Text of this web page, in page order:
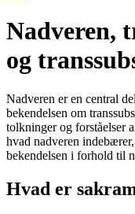
Nadveren,
og
Nadveren er en central
bekendelsen om
tolkninger og forståelser
hvad nadveren
bekendelsen i forhold til
Hvad er